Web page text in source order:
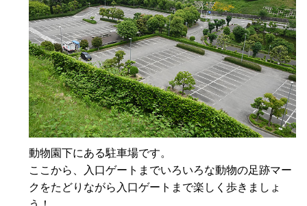
動物園下にある駐車場です。
ここから、入口ゲートまでいろいろな動物の足跡マー
クをたどりながら入口ゲートまで楽しく歩きましょ